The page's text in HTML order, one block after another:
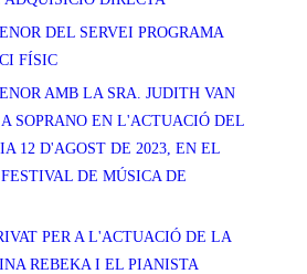
DEL SERVEI PROGRAMA
FÍSIC
AMB LA SRA. JUDITH VAN
SOPRANO EN L'ACTUACIÓ DEL
12 D'AGOST DE 2023, EN EL
DE MÚSICA DE
PER A L'ACTUACIÓ DE LA
REBEKA I EL PIANISTA